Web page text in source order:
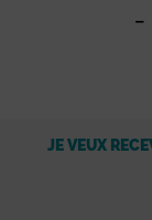
JE VEUX